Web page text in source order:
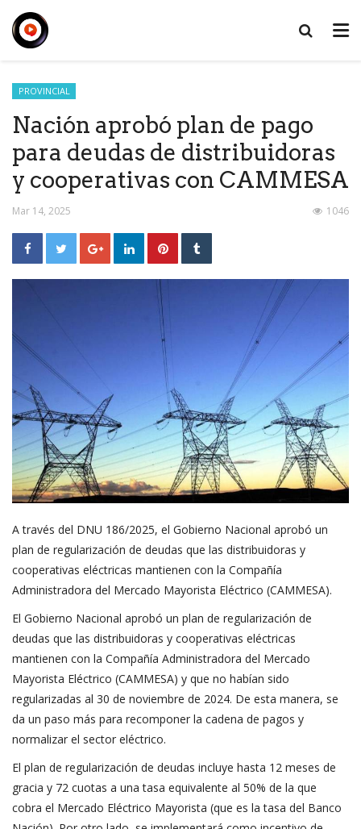
PROVINCIAL
Nación aprobó plan de pago
para deudas de distribuidoras
y cooperativas con CAMMESA
Mar 14, 2025 1046
A través del DNU 186/2025, el Gobierno Nacional aprobó un
plan de regularización de deudas que las distribuidoras y
cooperativas eléctricas mantienen con la Compañía
Administradora del Mercado Mayorista Eléctrico (CAMMESA).
El Gobierno Nacional aprobó un plan de regularización de
deudas que las distribuidoras y cooperativas eléctricas
mantienen con la Compañía Administradora del Mercado
Mayorista Eléctrico (CAMMESA) y que no habían sido
regularizadas al 30 de noviembre de 2024. De esta manera, se
da un paso más para recomponer la cadena de pagos y
normalizar el sector eléctrico.
El plan de regularización de deudas incluye hasta 12 meses de
gracia y 72 cuotas a una tasa equivalente al 50% de la que
cobra el Mercado Eléctrico Mayorista (que es la tasa del Banco